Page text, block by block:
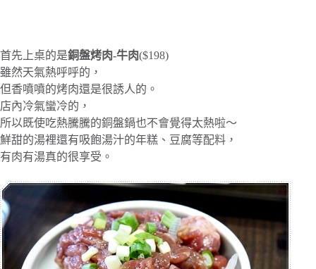
首先上桌的是銅盤烤肉-牛肉($198)
雖然天氣熱呼呼的，
但香噴噴的烤肉還是很誘人的。
店內冷氣蠻冷的，
所以既使吃熱騰騰的銅盤鍋也不會覺得太熱啦～
鮮甜的湯裡還有吸飽湯汁的年糕、豆腐等配料，
有肉有湯真的很享受。